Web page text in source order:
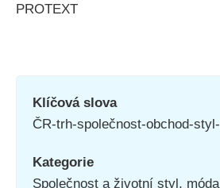
PROTEXT
Klíčová slova
ČR-trh-společnost-obchod-
Kategorie
Společnost a životní styl, móda